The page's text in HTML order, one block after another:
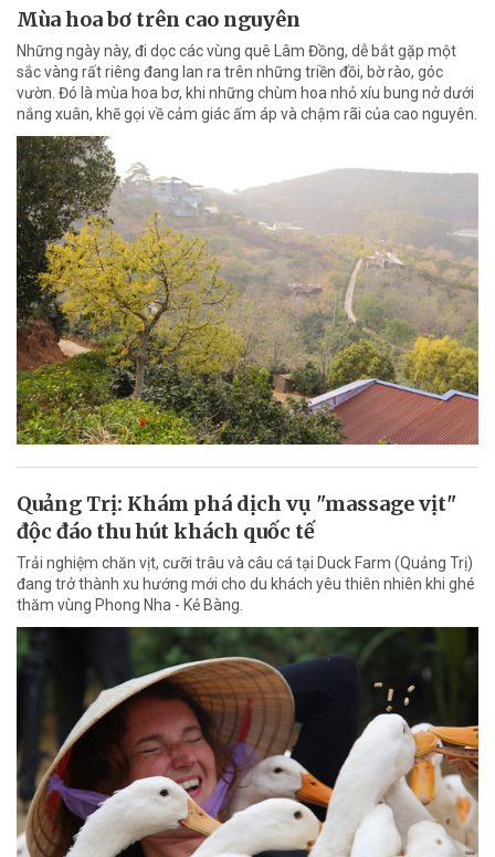
Mùa hoa bơ trên cao nguyên
Những ngày này, đi dọc các vùng quê Lâm Đồng, dễ bắt gặp một
sắc vàng rất riêng đang lan ra trên những triền đồi, bờ rào, góc
vườn. Đó là mùa hoa bơ, khi những chùm hoa nhỏ xíu bung nở dưới
nắng xuân, khẽ gọi về cảm giác ấm áp và chậm rãi của cao nguyên.
Quảng Trị: Khám phá dịch vụ "massage vịt"
độc đáo thu hút khách quốc tế
Trải nghiệm chăn vịt, cưỡi trâu và câu cá tại Duck Farm (Quảng Trị)
đang trở thành xu hướng mới cho du khách yêu thiên nhiên khi ghé
thăm vùng Phong Nha - Kẻ Bàng.